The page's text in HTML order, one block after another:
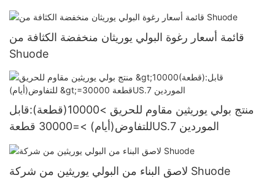
قائمة أسعار رغوة البولي يوريثان منخفضة الكثافة من
Shuode
منتج بولي يوريثين مقاوم للحريق >10000(قطعة):قابل
للتفاوض(أيام) >=30000 قطعةUS.7 الموردين
لاصق البناء من البولي يوريثين من شركة Shuode